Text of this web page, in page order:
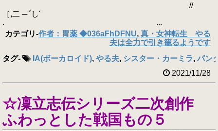
//
［,二 ─'´し'
. ...
カテゴリ-作者：胃薬 ◆036aFhDFNU, 真・女神転生 やる
夫は全力で引き籠るようです
タグ- IA(ボーカロイド), やる夫, シスター・カーミラ, パン
2021/11/28
☆凜立志伝シリーズ二次創作
ふわっとした戦国もの５